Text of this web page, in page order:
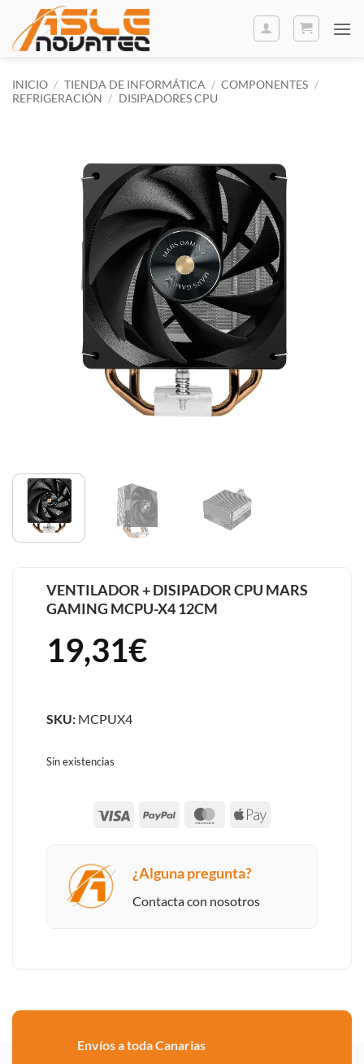
contenido
INICIO / TIENDA DE INFORMÁTICA / COMPONENTES /
REFRIGERACIÓN / DISIPADORES CPU
VENTILADOR + DISIPADOR CPU MARS
GAMING MCPU-X4 12CM
19,31€
SKU:MCPUX4
Sin existencias
Visa PayPal MasterCard
Apple
¿Alguna pregunta?
Contacta con nosotros
Envíos a toda Canarias